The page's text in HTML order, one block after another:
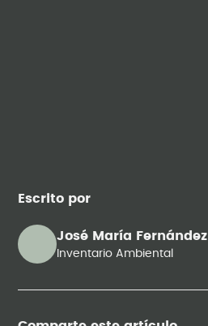
Escrito por
José María Fernández
Inventario Ambiental